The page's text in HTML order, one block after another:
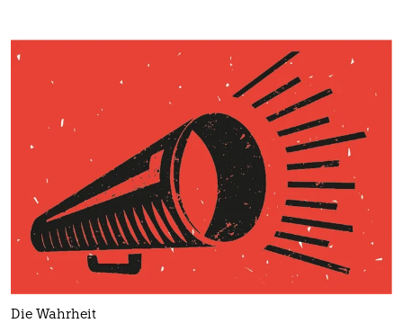
Die Wahrheit